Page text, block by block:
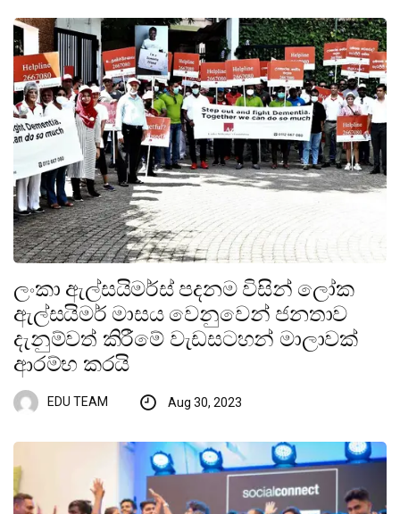
ලංකා ඇල්සයිමර්ස් පදනම විසින් ලෝක
ඇල්සයිමර් මාසය වෙනුවෙන් ජනතාව
දැනුම්වත් කිරීමේ වැඩසටහන් මාලාවක්
ආරම්භ කරයි
EDU TEAM Aug 30, 2023